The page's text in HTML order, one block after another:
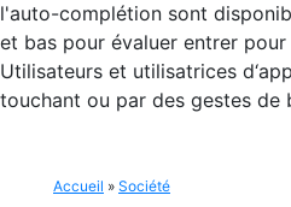
:l'auto-complétion sont
et bas pour évaluer entrer
Utilisateurs et utilisatrices
touchant ou par des gestes de
Accueil » Société